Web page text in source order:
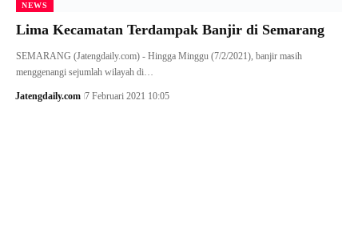
NEWS
Lima Kecamatan Terdampak Banjir di Semarang
SEMARANG (Jatengdaily.com) - Hingga Minggu (7/2/2021), banjir masih
menggenangi sejumlah wilayah di…
Jatengdaily.com 7 Februari 2021 10:05